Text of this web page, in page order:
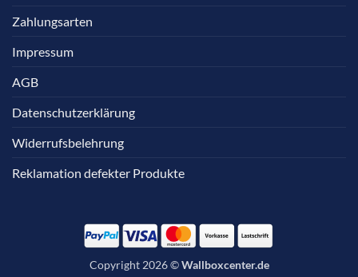
Zahlungsarten
Impressum
AGB
Datenschutzerklärung
Widerrufsbelehrung
Reklamation defekter Produkte
Copyright 2026 ©Wallboxcenter.de